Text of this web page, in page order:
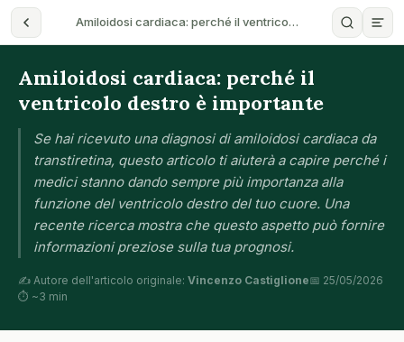
Amiloidosi cardiaca: perché il ventrico…
Amiloidosi cardiaca: perché il
ventricolo destro è importante
Se hai ricevuto una diagnosi di amiloidosi cardiaca da
transtiretina, questo articolo ti aiuterà a capire perché i
medici stanno dando sempre più importanza alla
funzione del ventricolo destro del tuo cuore. Una
recente ricerca mostra che questo aspetto può fornire
informazioni preziose sulla tua prognosi.
✍️ Autore dell'articolo originale: Vincenzo Castiglione📅 25/05/2026
⏱ ~3 min